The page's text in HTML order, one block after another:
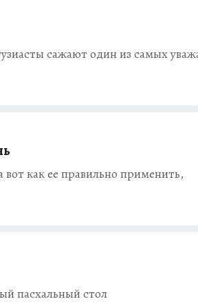
сажают один из самых
как ее правильно применить,
пасхальный стол